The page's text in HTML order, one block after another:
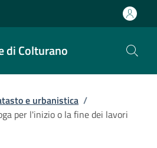
di Colturano
e urbanistica /
per l'inizio o la fine dei lavori